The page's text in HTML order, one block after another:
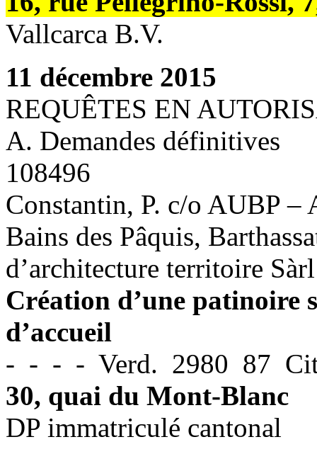
Vallcarca B.V.
11 décembre 2015
REQUÊTES EN
A. Demandes définitives
108496
Constantin, P. c/o AUBP –
Bains des Pâquis,
d’architecture territoire Sàrl
Création d’une patinoire
d’accueil
- - - - Verd. 2980 87
30, quai du Mont-Blanc
DP immatriculé cantonal